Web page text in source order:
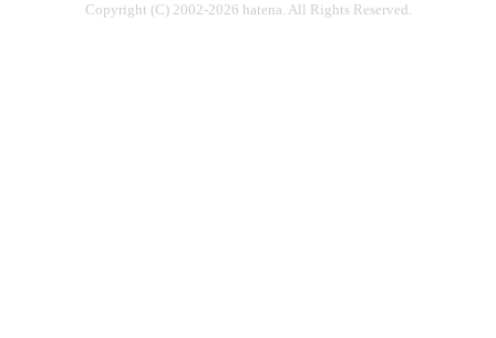
Copyright (C) 2002-2026 hatena. All Rights Reserved.